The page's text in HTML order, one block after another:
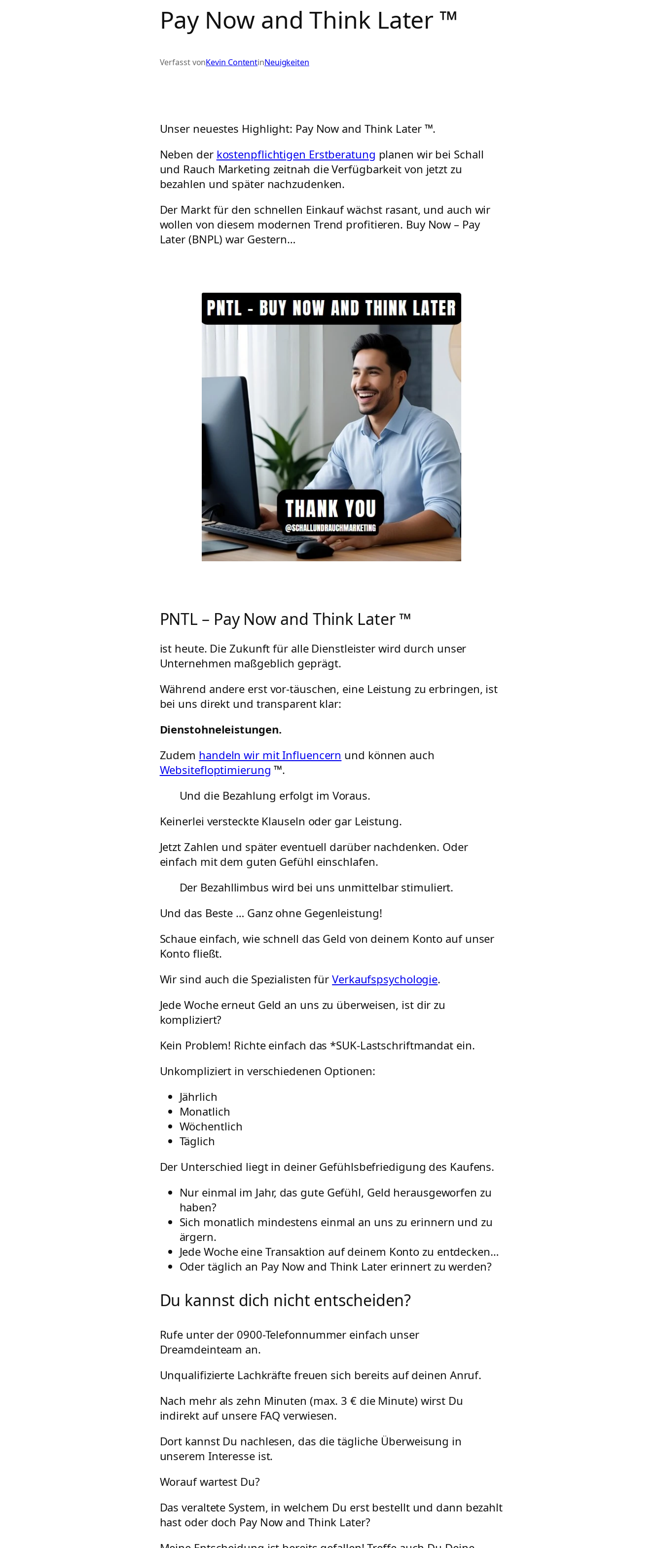
Pay Now and Think Later ™
Verfasst vonKevin ContentinNeuigkeiten
Unser neuestes Highlight: Pay Now and Think Later ™.
Neben der kostenpflichtigen Erstberatung planen wir bei Schall
und Rauch Marketing zeitnah die Verfügbarkeit von jetzt zu
bezahlen und später nachzudenken.
Der Markt für den schnellen Einkauf wächst rasant, und auch wir
wollen von diesem modernen Trend profitieren. Buy Now – Pay
Later (BNPL) war Gestern…
PNTL – Pay Now and Think Later ™
ist heute. Die Zukunft für alle Dienstleister wird durch unser
Unternehmen maßgeblich geprägt.
Während andere erst vor-täuschen, eine Leistung zu erbringen, ist
bei uns direkt und transparent klar:
Dienstohneleistungen.
Zudem handeln wir mit Influencern und können auch
Websitefloptimierung ™.
Und die Bezahlung erfolgt im Voraus.
Keinerlei versteckte Klauseln oder gar Leistung.
Jetzt Zahlen und später eventuell darüber nachdenken. Oder
einfach mit dem guten Gefühl einschlafen.
Der Bezahllimbus wird bei uns unmittelbar stimuliert.
Und das Beste … Ganz ohne Gegenleistung!
Schaue einfach, wie schnell das Geld von deinem Konto auf unser
Konto fließt.
Wir sind auch die Spezialisten fürVerkaufspsychologie.
Jede Woche erneut Geld an uns zu überweisen, ist dir zu
kompliziert?
Kein Problem! Richte einfach das *SUK-Lastschriftmandat ein.
Unkompliziert in verschiedenen Optionen:
Jährlich
Monatlich
Wöchentlich
Täglich
Der Unterschied liegt in deiner Gefühlsbefriedigung des Kaufens.
Nur einmal im Jahr, das gute Gefühl, Geld herausgeworfen zu
haben?
Sich monatlich mindestens einmal an uns zu erinnern und zu
ärgern.
Jede Woche eine Transaktion auf deinem Konto zu entdecken…
Oder täglich an Pay Now and Think Later erinnert zu werden?
Du kannst dich nicht entscheiden?
Rufe unter der 0900-Telefonnummer einfach unser
Dreamdeinteam an.
Unqualifizierte Lachkräfte freuen sich bereits auf deinen Anruf.
Nach mehr als zehn Minuten (max. 3 € die Minute) wirst Du
indirekt auf unsere FAQ verwiesen.
Dort kannst Du nachlesen, das die tägliche Überweisung in
unserem Interesse ist.
Worauf wartest Du?
Das veraltete System, in welchem Du erst bestellt und dann bezahlt
hast oder doch Pay Now and Think Later?